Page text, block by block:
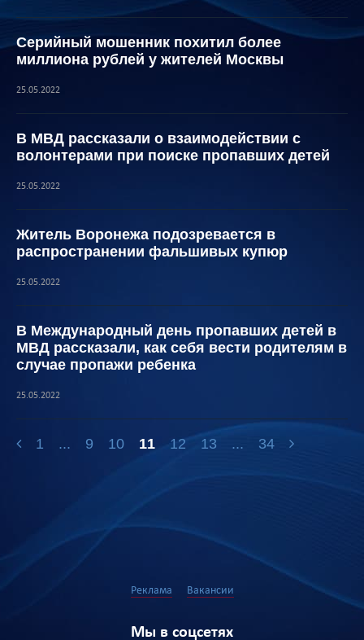
Серийный мошенник похитил более
миллиона рублей у жителей Москвы
25.05.2022
В МВД рассказали о взаимодействии с
волонтерами при поиске пропавших детей
25.05.2022
Житель Воронежа подозревается в
распространении фальшивых купюр
25.05.2022
В Международный день пропавших детей в
МВД рассказали, как себя вести родителям в
случае пропажи ребенка
25.05.2022
1 ... 9 10 11 12 13 ... 34
Реклама Вакансии
Мы в соцсетях